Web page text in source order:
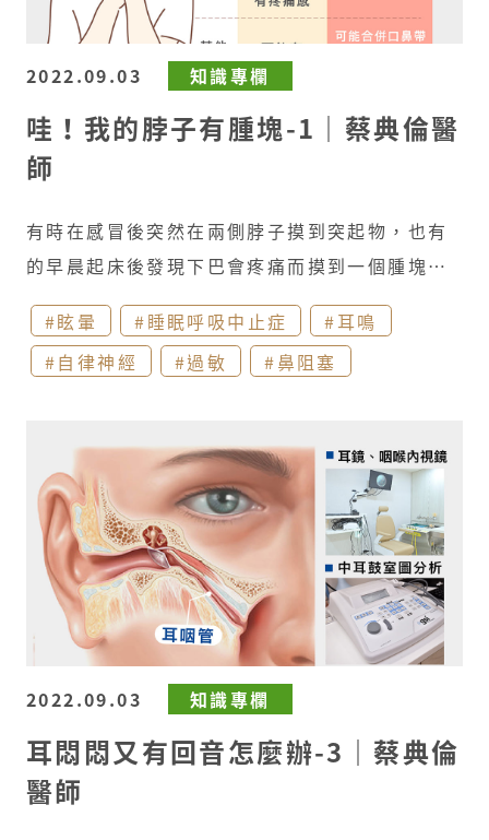
耳腔的發炎進行治療治療外，若有感冒、鼻腔發
炎、過敏等導致耳咽管阻塞的情況，一併治療會
可以有適當的緩解，肌肉鬆弛劑的酌量使用，也
可以讓關節周遭的軟組織 放鬆，因而有效減少耳
咀嚼以及牙關緊閉的動作，也可讓症狀加速緩
解。​
咽喉發炎感染/腫塊：​ 若是詳細檢查後發
現耳部無任何異狀，咽喉的發炎感染或是腫塊須
仔細確認診察。​ 整體而言，耳朵的疼痛與發癢的
脂肪瘤、纖維瘤、神經瘤等。​
惡性腫瘤​ 原發性
頭頸腫瘤 有可能會擴散至頸部的淋巴結，與吸
煙、飲酒或檳榔有關，曾經暴露於輻射的人也有
機會產生。​ 繼發性頭頸腫瘤 則是源自身體其他部
分的腫瘤，例如腎臟、肺部、乳房或皮膚黑色素
持續幾週至數月以上的症狀，例如口腔潰瘍不
癒、痰液帶血絲、流鼻血、鼻塞、單側耳鳴、單
側耳悶、頭痛、吞嚥困難、聲音沙啞等…視原發
部位不同而有不一樣症狀。​ 全煜耳鼻喉科 蔡典倫
醫師 ​
2022.09.03 知識專欄
哇！我的脖子有腫塊-1｜蔡典倫醫
師
有時在感冒後突然在兩側脖子摸到突起物，也有
的早晨起床後發現下巴會疼痛而摸到一個腫塊在
皮膚下方，或是洗澡時發現耳後一顆鼓脹的腫塊
存在許多個禮拜了，究竟有哪些時候是需要吃
藥，哪些要進一步請醫師檢查呢?​ 一般來說，透
漸消退。但若是腫塊持續超過3至4個星期以上，
伴隨著異常症狀(體積持續增大、與周遭組織沾黏
不太能移動等…)，就需透過病史釐清、理學檢
查、影像探查等方式來確認了​。 全煜耳鼻喉科 蔡
典倫醫師
#眩暈 #睡眠呼吸中止症
#耳鳴
#自律神經
#過敏 #鼻阻塞
2022.09.03 知識專欄
耳悶悶又有回音怎麼辦-3｜蔡典倫
醫師